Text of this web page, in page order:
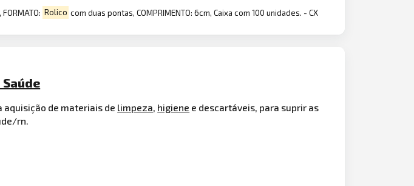
Rolico com duas pontas, COMPRIMENTO: 6cm, Caixa com 100 unidades. - CX
de materiais de limpeza, higiene e descartáveis, para suprir as
rn.